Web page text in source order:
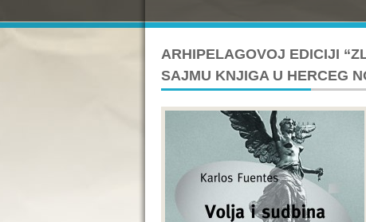
ARHIPELAGOVOJ EDICIJI
SAJMU KNJIGA U HERCEG